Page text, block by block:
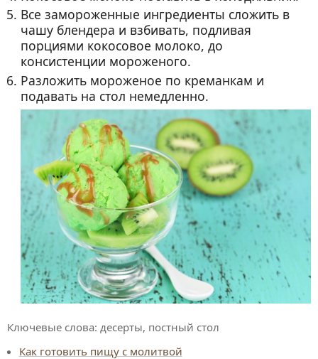
Все замороженные ингредиенты сложить в
чашу блендера и взбивать, подливая
порциями кокосовое молоко, до
консистенции мороженого.
Разложить мороженое по креманкам и
подавать на стол немедленно.
Ключевые слова: десерты, постный стол
Как готовить пищу с молитвой